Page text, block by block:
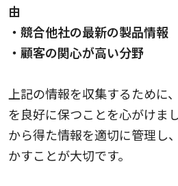
由
・競合他社の最新の製品情報
・顧客の関心が高い分野
上記の情報を収集するために
を良好に保つことを心がけま
から得た情報を適切に管理し
かすことが大切です。